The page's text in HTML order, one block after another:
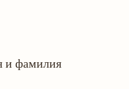
и фамилия